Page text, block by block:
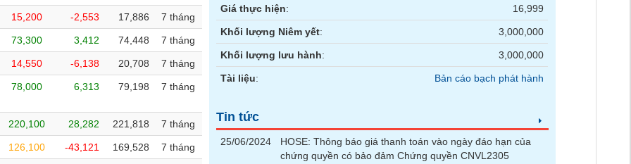
15,200 -2,553 17,886 7 tháng
73,300 3,412 74,448 7 tháng
14,550 -6,138 20,708 7 tháng
78,000 6,313 79,198 7 tháng
220,100 28,282 221,818 7 tháng
126,100 -43,121 169,528 7 tháng
Giá thực hiện: 16,999
Khối lượng Niêm yết: 3,000,000
Khối lượng lưu hành: 3,000,000
Tài liệu: Bản cáo bạch phát hành
Tin tức
25/06/2024
HOSE: Thông báo giá thanh toán vào ngày đáo hạn của
chứng quyền có bảo đảm Chứng quyền CNVL2305